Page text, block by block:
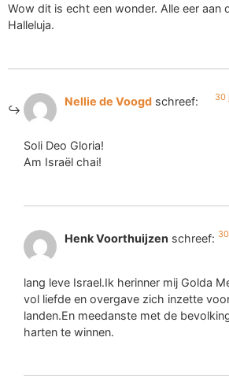
Wow dit is echt een wonder. Alle eer aan
Halleluja.
Nellie de Voogd schreef: 30
Soli Deo Gloria!
Am Israël chai!
Henk Voorthuijzen schreef:
lang leve Israel.Ik herinner mij Golda
vol liefde en overgave zich inzette
landen.En meedanste met de
harten te winnen.